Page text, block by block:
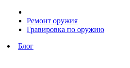
Ремонт оружия
Гравировка по оружию
Блог